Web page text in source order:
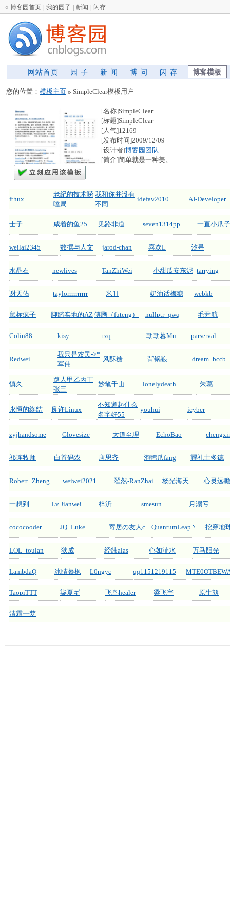
« 博客园首页 我的园子 新闻 闪存
网站首页 园 子 新 闻 博 问 闪 存 博客模板
您的位置： 模板主页 » SimpleClear模板用户
[名称]SimpleClear
[标题]SimpleClear
[人气]12169
[发布时间]2009/12/09
[设计者]博客园团队
[简介]简单就是一种美。
fthux
老纪的技术唠
嗑局
我和你并没有
不同
idefav2010 AI-Developer
士子 咸着的鱼25 见路非道 seven1314pp 一直小爪子
weilai2345 数据与人文 jarod-chan 喜欢L 汐寻
水晶石 newlives TanZhiWei 小甜瓜安东泥 tarrying
谢天佑 taylorrrrrrrrrr 米叮 奶油话梅糖 webkb
鼠标疯子 脚踏实地的AZ傅腾（futeng） nullptr_qwq 毛尹航
Colin88 kisy tzq 朝朝暮Mu parserval
Redwei
我只是农民->*
军伟
风酥糖 背锅狼 dream_bccb
慎久
路人甲乙丙丁
张三
妙笔千山 lonelydeath _朱葛
永恒的终结 良许Linux
不知道起什么
名字好55
youhui icyber
zyjhandsome Glovesize 大道至理 EchoBao
祁连牧师 白首码农 唐思齐 泡鸭爪fang 耀礼士多德
Robert_Zheng weiwei2021 翟然-RanZhai 杨光海天 心灵远瞻
一想到 Lv Jianwei 梓沂 smesun 月溺亏
cococooder JQ_Luke 寄居の友人c QuantumLeap丶 挖穿地
LOL_toulan 狄成 经纬alas 心如沚水 万马阳光
LambdaQ 冰睛慕枫 L0ngyc qq1151219115
TaopiTTT 柒夏ギ 飞鸟healer 梁飞宇 原生態
清霜一梦